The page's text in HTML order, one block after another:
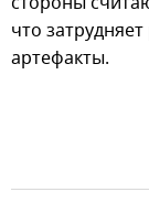
что
артефакты.